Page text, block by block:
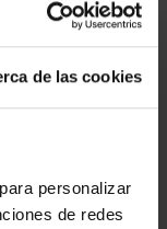
de las cookies
personalizar
de redes
DE